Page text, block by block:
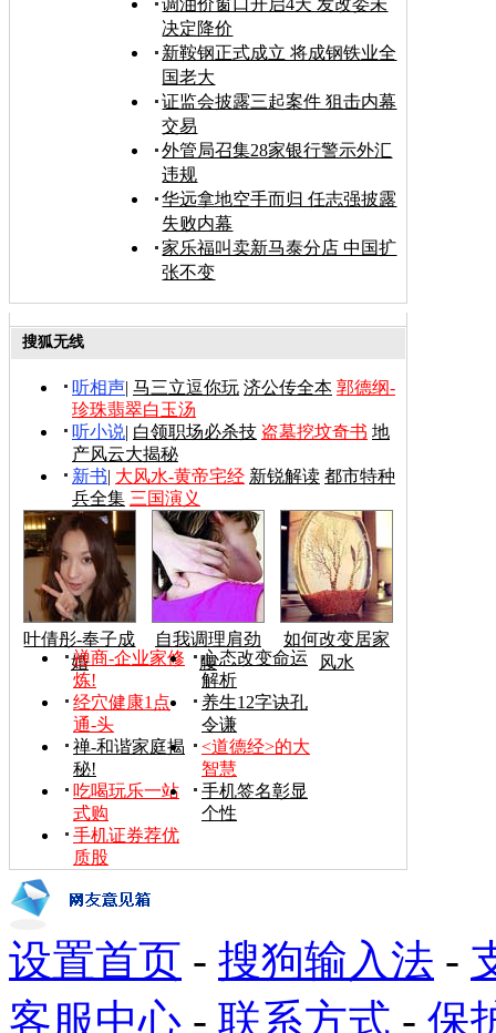
调油价窗口开启4天 发改委未
决定降价
新鞍钢正式成立 将成钢铁业全
国老大
证监会披露三起案件 狙击内幕
交易
外管局召集28家银行警示外汇
违规
华远拿地空手而归 任志强披露
失败内幕
家乐福叫卖新马泰分店 中国扩
张不变
搜狐无线
听相声| 马三立逗你玩 济公传全本 郭德纲-
珍珠翡翠白玉汤
听小说| 白领职场必杀技 盗墓挖坟奇书 地
产风云大揭秘
新书| 大风水-黄帝宅经 新锐解读 都市特种
兵全集 三国演义
叶倩彤-奉子成
婚
自我调理肩劲
腰
如何改变居家
风水
禅商-企业家修
炼!
心态改变命运
解析
经穴健康1点
通-头
养生12字诀孔
令谦
禅-和谐家庭揭
秘!
<道德经>的大
智慧
吃喝玩乐一站
式购
手机签名彰显
个性
手机证券荐优
质股
设置首页 - 搜狗输入法 -
客服中心 - 联系方式 - 保